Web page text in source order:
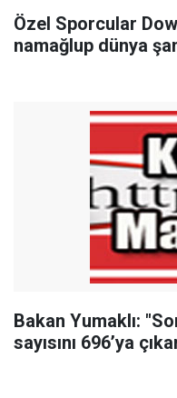
Özel Sporcular
namağlup dünya
Bakan Yumaklı:
sayısını 696’ya